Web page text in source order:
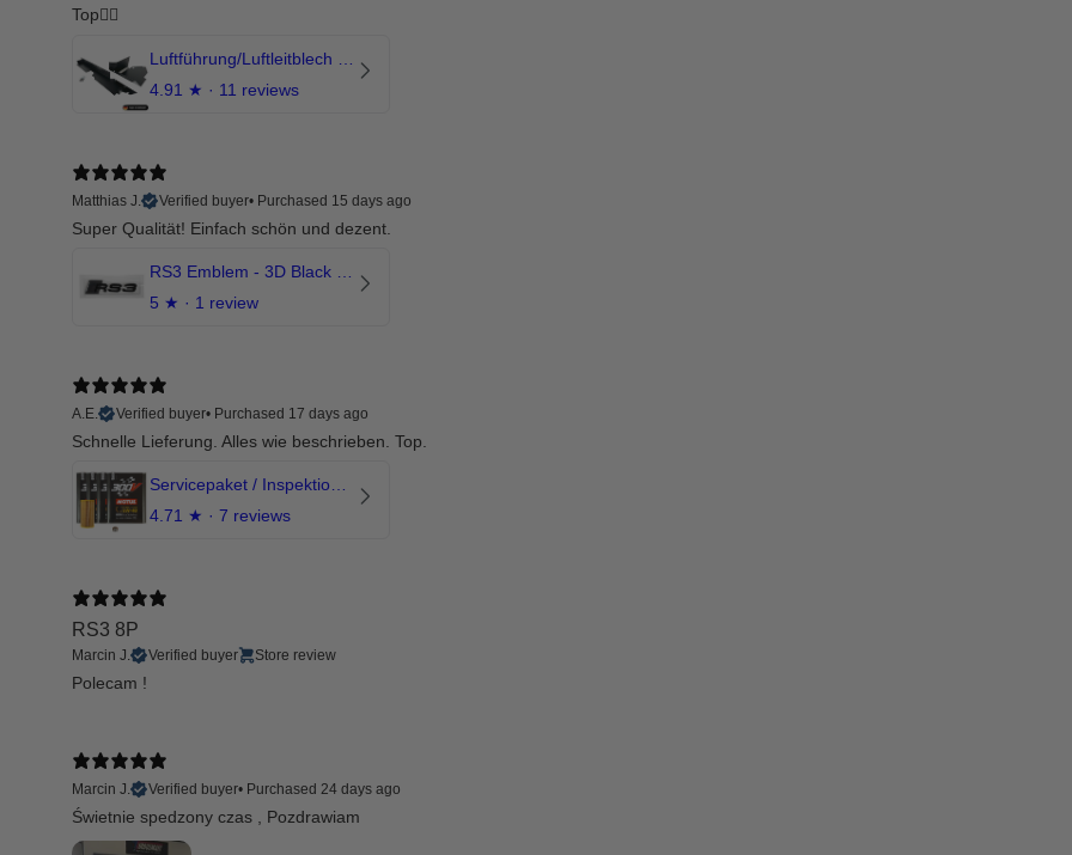
Top👍🏼
Luftführung/Luftleitblech 5" 125mm offene Ansaugung HPerformance
4.91 ★ · 11 reviews
Matthias J.
Verified buyer• Purchased 15 days ago
Super Qualität! Einfach schön und dezent.
RS3 Emblem - 3D Black Edition - Schwarz/Schwarz Logo Modellschriftzug
5 ★ · 1 review
A.E.
Verified buyer• Purchased 17 days ago
Schnelle Lieferung. Alles wie beschrieben. Top.
Servicepaket / Inspektionspaket 1 mit Motul 300V 5W40 - 5W50 für alle 2.5 TFSI Modelle
4.71 ★ · 7 reviews
RS3 8P
Marcin J. Verified buyer Store review
Polecam !
Marcin J.
Verified buyer• Purchased 24 days ago
Świetnie spedzony czas , Pozdrawiam